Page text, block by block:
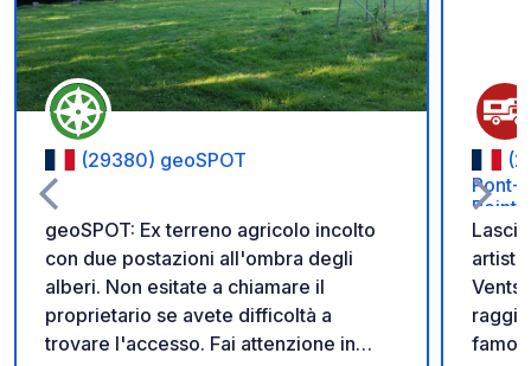
(29380) geoSPOT
geoSPOT: Ex terreno agricolo incolto
con due postazioni all'ombra degli
alberi. Non esitate a chiamare il
proprietario se avete difficoltà a
trovare l'accesso. Fai attenzione in
Pont-
artisti!